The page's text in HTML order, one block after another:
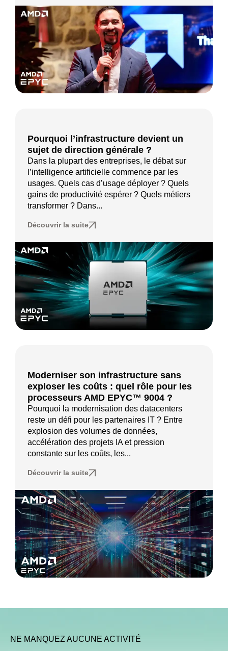
Pourquoi l’infrastructure devient un
sujet de direction générale ?
Dans la plupart des entreprises, le débat sur
l’intelligence artificielle commence par les
usages. Quels cas d’usage déployer ? Quels
gains de productivité espérer ? Quels métiers
transformer ? Dans...
Découvrir la suite
Moderniser son infrastructure sans
exploser les coûts : quel rôle pour les
processeurs AMD EPYC™ 9004 ?
Pourquoi la modernisation des datacenters
reste un défi pour les partenaires IT ? Entre
explosion des volumes de données,
accélération des projets IA et pression
constante sur les coûts, les...
Découvrir la suite
NE MANQUEZ AUCUNE ACTIVITÉ